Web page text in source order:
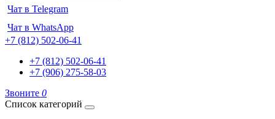
Чат в Telegram
Чат в WhatsApp
+7 (812) 502-06-41
+7 (812) 502-06-41
+7 (906) 275-58-03
Звоните 0
Список категорий